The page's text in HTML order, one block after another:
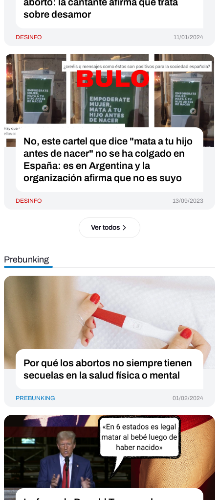
sobre desamor
DESINFO 11/01/2024
No, este cartel que dice "mata a tu hijo
antes de nacer" no se ha colgado en
España: es en Argentina y la
organización afirma que no es suyo
DESINFO 13/09/2023
Ver todos
Prebunking
Por qué los abortos no siempre tienen
secuelas en la salud física o mental
PREBUNKING 01/02/2024